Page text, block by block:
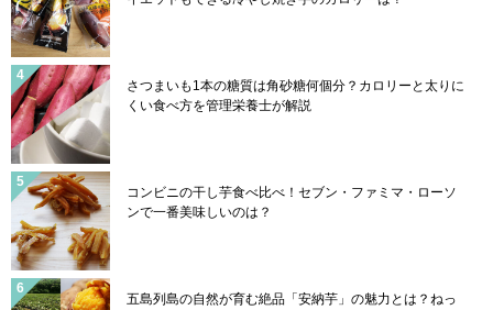
さつまいも1本の糖質は角砂糖何個分？カロリーと太りに
くい食べ方を管理栄養士が解説
コンビニの干し芋食べ比べ！セブン・ファミマ・ローソ
ンで一番美味しいのは？
五島列島の自然が育む絶品「安納芋」の魅力とは？ねっ